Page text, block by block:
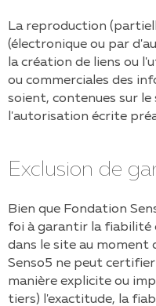
La reproduction
(électronique ou par
la création de liens ou
ou commerciales des
soient, contenues sur
l'autorisation écrite
Exclusion de
Bien que Fondation
foi à garantir la fiabilité
dans le site au moment
Senso5 ne peut
manière explicite ou
tiers) l'exactitude, la